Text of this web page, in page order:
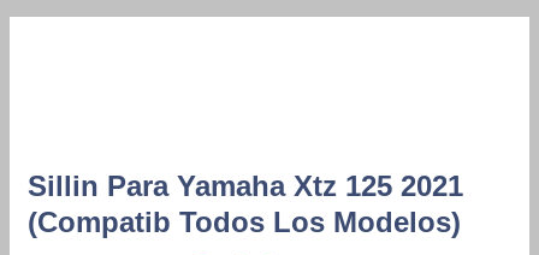
Sillin Para Yamaha Xtz 125 2021
(compatib Todos Los Modelos)